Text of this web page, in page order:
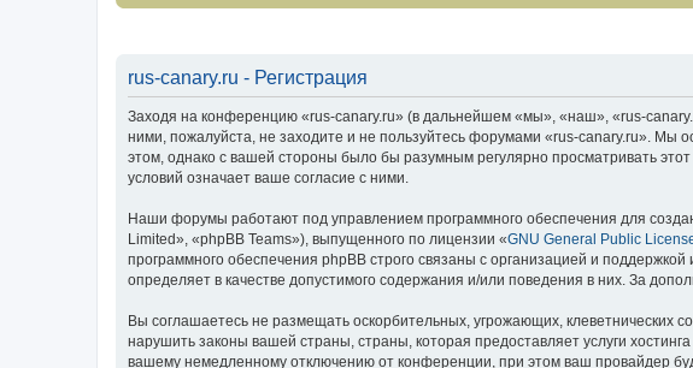
rus-canary.ru - Регистрация
Заходя на конференцию «rus-canary.ru» (в дальнейшем «мы», «наш», «rus-
ними, пожалуйста, не заходите и не пользуйтесь форумами «rus-canary.ru». Мы
этом, однако с вашей стороны было бы разумным регулярно просматривать
условий означает ваше согласие с ними.
Наши форумы работают под управлением программного обеспечения для
Limited», «phpBB Teams»), выпущенного по лицензии «GNU General Public
программного обеспечения phpBB строго связаны с организацией и
определяет в качестве допустимого содержания и/или поведения в них. За
Вы соглашаетесь не размещать оскорбительных, угрожающих,
нарушить законы вашей страны, страны, которая предоставляет услуги
вашему немедленному отключению от конференции, при этом ваш провайдер